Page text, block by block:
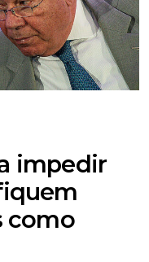
impedir
como